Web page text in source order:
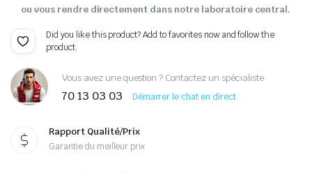
ou vous rendre directement dans notre laboratoire central.
Did you like this product? Add to favorites now and follow the
product.
Vous avez une question ? Contactez un spécialiste
70 13 03 03 Démarrer le chat en direct
Rapport Qualité/Prix
Garantie du meilleur prix